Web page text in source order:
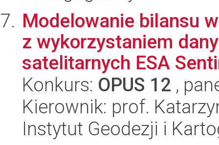
Modelowanie bilansu
z wykorzystaniem
satelitarnych ESA
Konkurs: OPUS 12 ,
Kierownik: prof.
Instytut Geodezji i